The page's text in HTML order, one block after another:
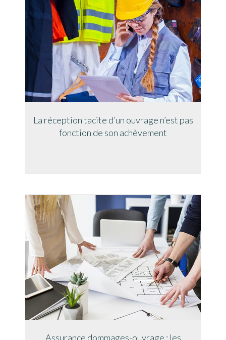
La réception tacite d’un ouvrage n’est pas
fonction de son achèvement
Assurance dommages-ouvrage : les